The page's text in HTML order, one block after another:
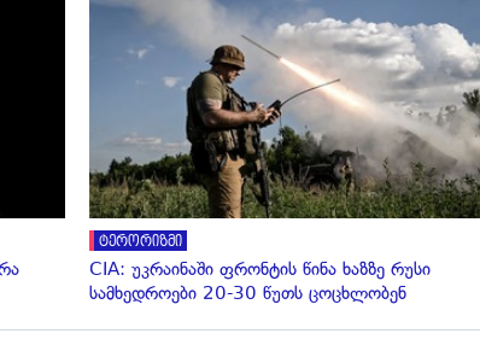
ტერორიზმი
CIA: უკრაინაში ფრონტის წინა ხაზზე რუსი
სამხედროები 20-30 წუთს ცოცხლობენ